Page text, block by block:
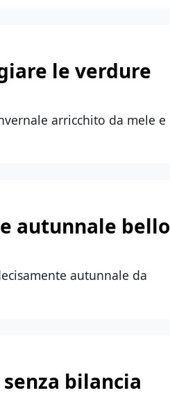
le verdure
arricchito da mele e
autunnale bello
autunnale da
bilancia